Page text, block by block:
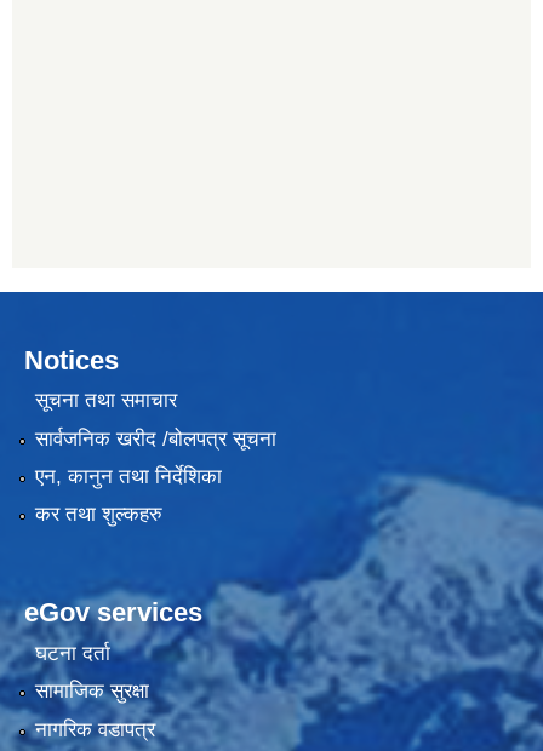
Notices
सूचना तथा समाचार
सार्वजनिक खरीद /बोलपत्र सूचना
एन, कानुन तथा निर्देशिका
कर तथा शुल्कहरु
eGov services
घटना दर्ता
सामाजिक सुरक्षा
नागरिक वडापत्र